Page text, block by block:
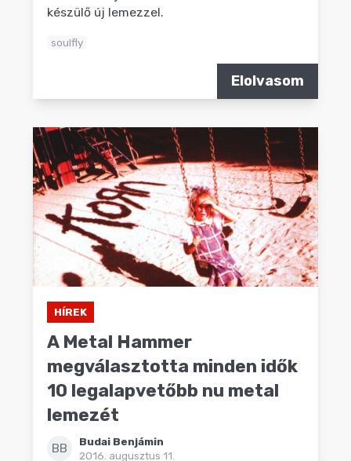
készülő új lemezzel.
soulfly
Elolvasom
HÍREK
A Metal Hammer
megválasztotta minden idők
10 legalapvetőbb nu metal
lemezét
BB
Budai Benjámin
2016. augusztus 11.